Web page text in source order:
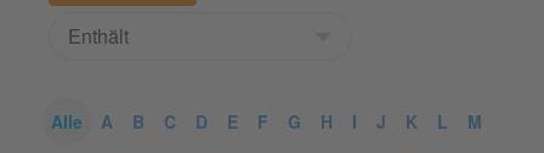
Alle A B C D E F G H I J K L
M